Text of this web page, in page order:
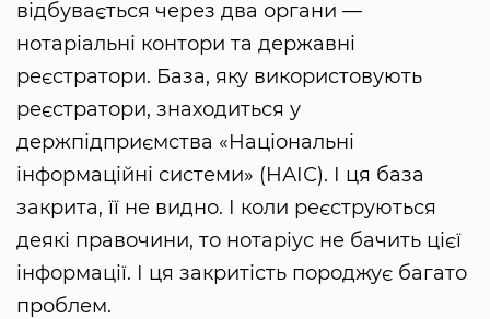
відбувається через два органи —
нотаріальні контори та державні
реєстратори. База, яку використовують
реєстратори, знаходиться у
держпідприємства «Національні
інформаційні системи» (НАІС). І ця база
закрита, її не видно. І коли реєструються
деякі правочини, то нотаріус не бачить цієї
інформації. І ця закритість породжує багато
проблем.